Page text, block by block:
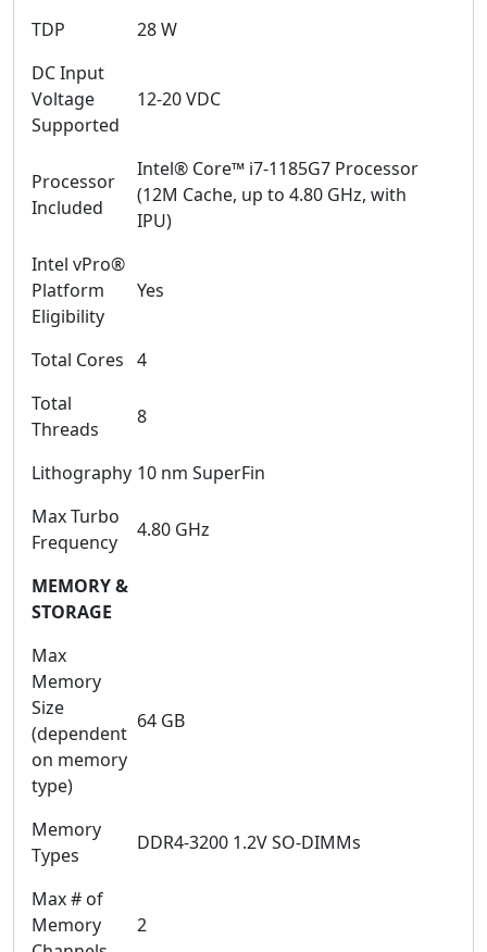
TDP
28 W
DC Input
Voltage
Supported
12-20 VDC
Processor
Included
Intel® Core™ i7-1185G7 Processor
(12M Cache, up to 4.80 GHz, with
IPU)
Intel vPro®
Platform
Eligibility
Yes
Total Cores 4
Total
Threads
8
Lithography 10 nm SuperFin
Max Turbo
Frequency
4.80 GHz
MEMORY &
STORAGE
Max
Memory
Size
(dependent
on memory
type)
64 GB
Memory
Types
DDR4-3200 1.2V SO-DIMMs
Max # of
Memory
2